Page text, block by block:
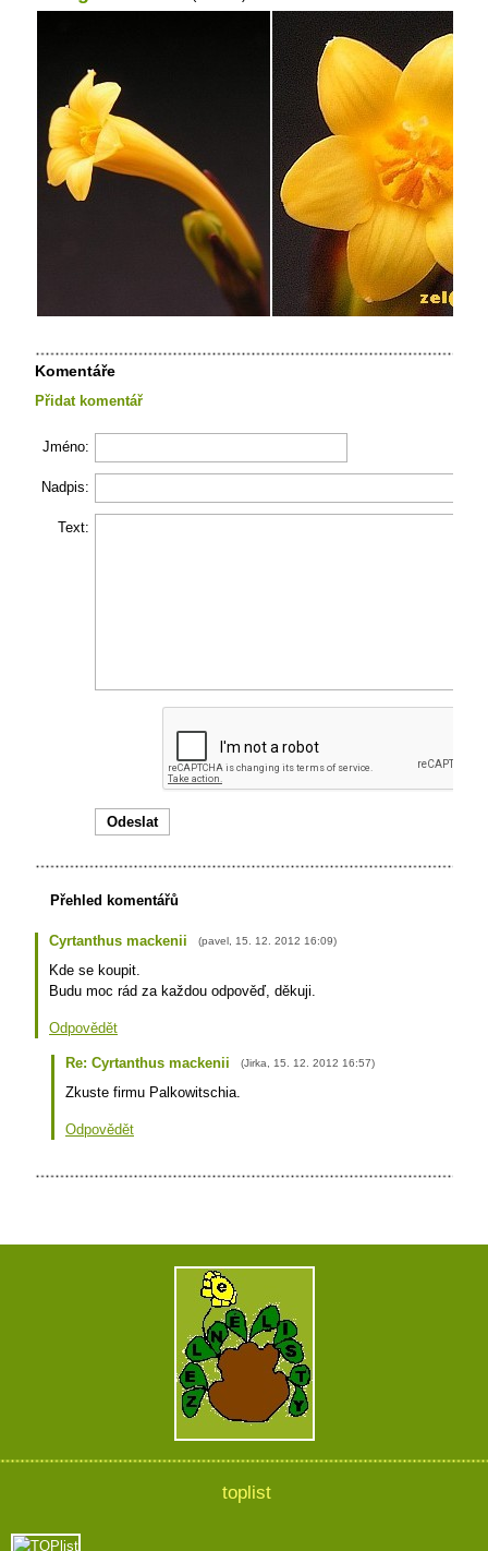
Komentáře
Přidat komentář
Jméno:
Nadpis:
Text:
Přehled komentářů
Cyrtanthus mackenii (pavel 15. 12. 2012 16:09)
Kde se koupit.
Budu moc rád za každou odpověď, děkuji.
Odpovědět
Re: Cyrtanthus mackenii (Jirka 15. 12. 2012 16:57)
Zkuste firmu Palkowitschia.
Odpovědět
toplist